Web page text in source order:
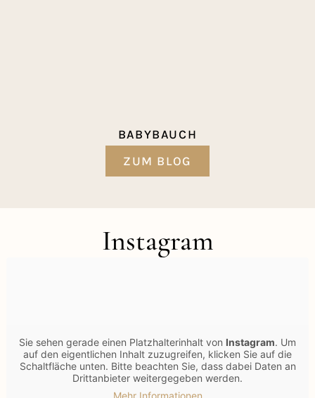
BABYBAUCH
ZUM BLOG
Instagram
Sie sehen gerade einen Platzhalterinhalt von Instagram. Um
auf den eigentlichen Inhalt zuzugreifen, klicken Sie auf die
Schaltfläche unten. Bitte beachten Sie, dass dabei Daten an
Drittanbieter weitergegeben werden.
Mehr Informationen